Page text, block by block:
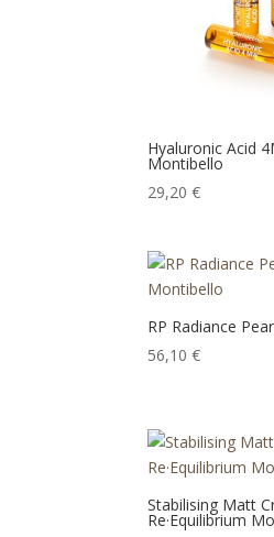
Hyaluronic Acid
Montibello
29,20€
RP Radiance
56,10€
Stabilising Matt
Re·Equilibrium